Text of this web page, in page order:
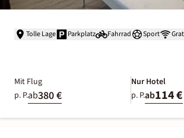
Tolle Lage Parkplatz Fahrrad Sport
Mit Flug
p. P.ab380 €
Nur Hotel
p. P.ab114 €